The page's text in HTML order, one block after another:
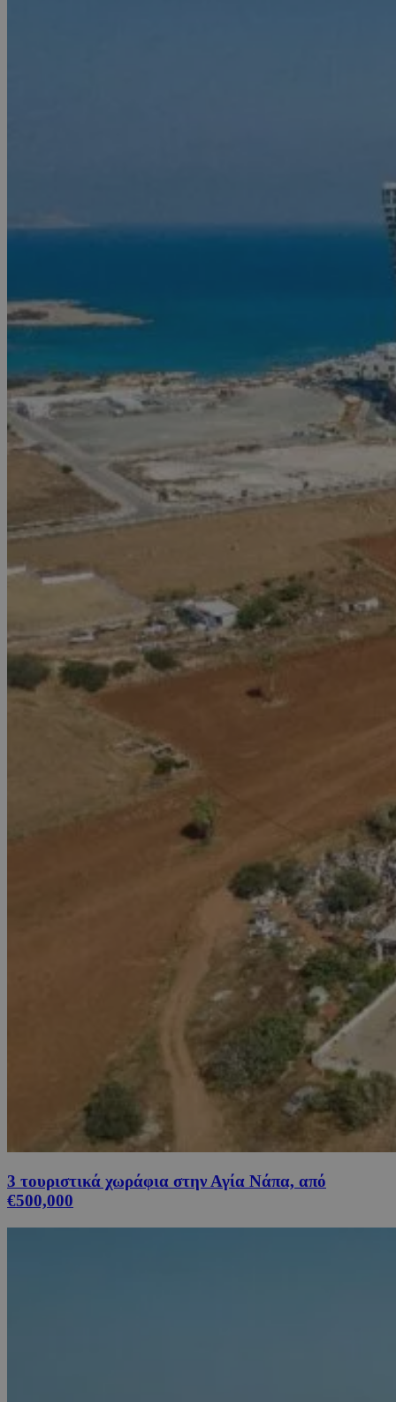
3 τουριστικά χωράφια στην Αγία Νάπα, από
€500,000